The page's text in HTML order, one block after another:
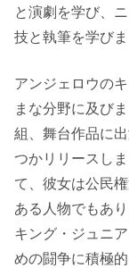
と演劇を学び、
技と執筆を学びま
アンジェロウの
まな分野に及び
組、舞台作品に
つかリリースし
て、彼女は公民
ある人物でもあ
キング・ジュニ
めの闘争に積極